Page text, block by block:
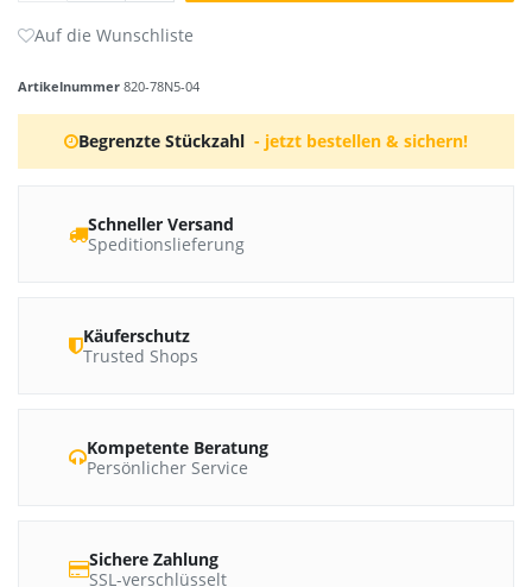
Artikelnummer 820-78N5-04
Begrenzte Stückzahl - jetzt bestellen & sichern!
Schneller Versand
Speditionslieferung
Käuferschutz
Trusted Shops
Kompetente Beratung
Persönlicher Service
Sichere Zahlung
SSL-verschlüsselt